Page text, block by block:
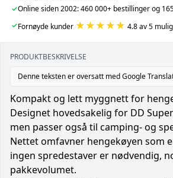
✓Online siden 2002: 460 000+ bestillinger og
✓Fornøyde kunder ★★★★★ 4.8 av 5
PRODUKTBESKRIVELSE
Denne teksten er oversatt med Google
Kompakt og lett myggnett for
Designet hovedsakelig for DD
men passer også til camping- og
Nettet omfavner hengekøyen som
ingen spredestaver er nødvendig,
pakkevolumet.